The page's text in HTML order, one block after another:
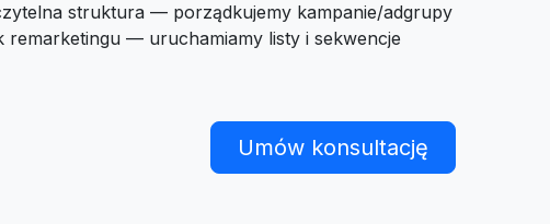
struktura — porządkujemy kampanie/adgrupy
remarketingu — uruchamiamy listy i sekwencje
Umów konsultację